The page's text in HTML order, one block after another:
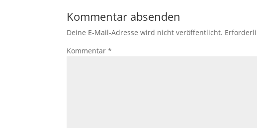
Kommentar absenden
Deine E-Mail-Adresse wird nicht veröffentlicht.
Kommentar*